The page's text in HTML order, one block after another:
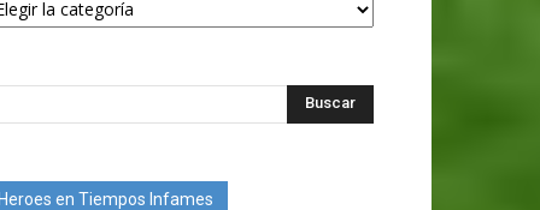
Heroes en Tiempos Infames